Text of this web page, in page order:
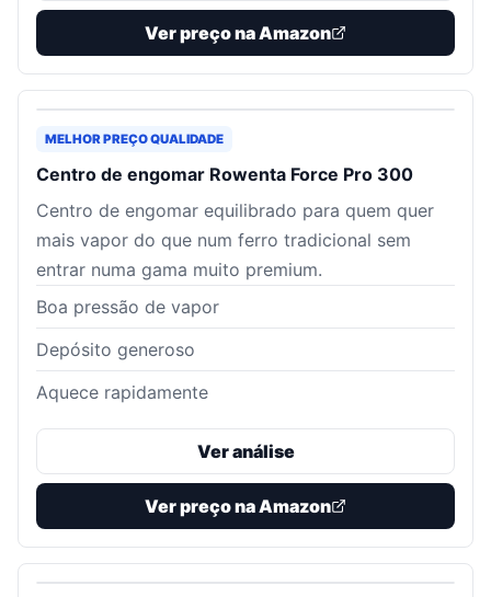
Ver preço na Amazon
MELHOR PREÇO QUALIDADE
Centro de engomar Rowenta Force Pro 300
Centro de engomar equilibrado para quem quer
mais vapor do que num ferro tradicional sem
entrar numa gama muito premium.
Boa pressão de vapor
Depósito generoso
Aquece rapidamente
Ver análise
Ver preço na Amazon